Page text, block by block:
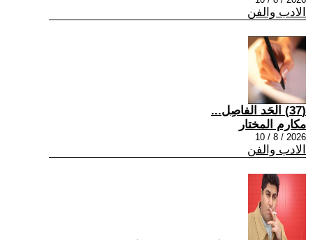
الادب والفن
(37) الحَد الفاصِل...
مكارم المختار
2026 / 8 / 10
الادب والفن